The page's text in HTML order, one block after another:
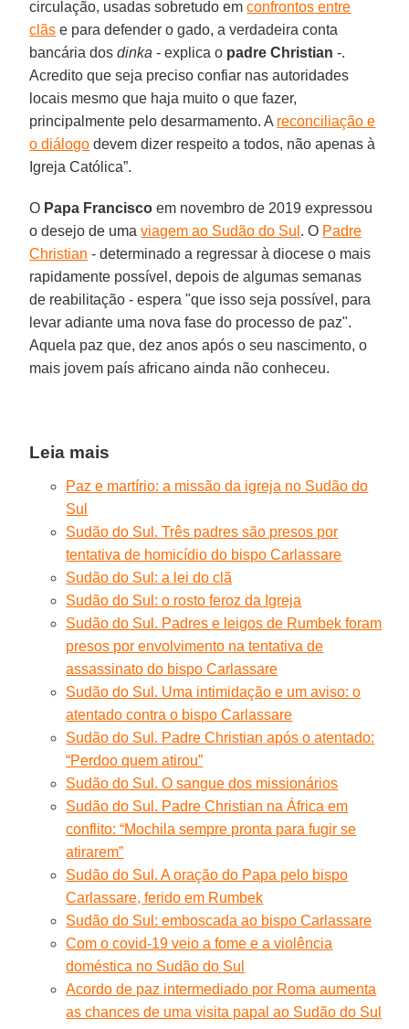
circulação, usadas sobretudo emconfrontos entre
clãs e para defender o gado, a verdadeira conta
bancária dosdinka - explica o padre Christian -.
Acredito que seja preciso confiar nas autoridades
locais mesmo que haja muito o que fazer,
principalmente pelo desarmamento. A reconciliação e
o diálogo devem dizer respeito a todos, não apenas à
Igreja Católica”.
O Papa Francisco em novembro de 2019 expressou
o desejo de umaviagem ao Sudão do Sul . O Padre
Christian - determinado a regressar à diocese o mais
rapidamente possível, depois de algumas semanas
de reabilitação - espera "que isso seja possível, para
levar adiante uma nova fase do processo de paz".
Aquela paz que, dez anos após o seu nascimento, o
mais jovem país africano ainda não conheceu.
Leia mais
Paz e martírio: a missão da igreja no Sudão do
Sul
Sudão do Sul. Três padres são presos por
tentativa de homicídio do bispo Carlassare
Sudão do Sul: a lei do clã
Sudão do Sul: o rosto feroz da Igreja
Sudão do Sul. Padres e leigos de Rumbek foram
presos por envolvimento na tentativa de
assassinato do bispo Carlassare
Sudão do Sul. Uma intimidação e um aviso: o
atentado contra o bispo Carlassare
Sudão do Sul. Padre Christian após o atentado:
“Perdoo quem atirou”
Sudão do Sul. O sangue dos missionários
Sudão do Sul. Padre Christian na África em
conflito: “Mochila sempre pronta para fugir se
atirarem”
Sudão do Sul. A oração do Papa pelo bispo
Carlassare, ferido em Rumbek
Sudão do Sul: emboscada ao bispo Carlassare
Com o covid-19 veio a fome e a violência
doméstica no Sudão do Sul
Acordo de paz intermediado por Roma aumenta
as chances de uma visita papal ao Sudão do Sul